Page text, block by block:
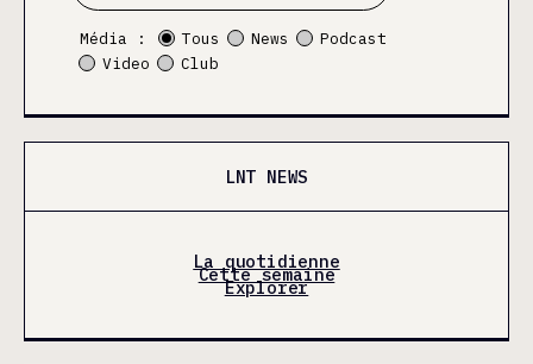
Média : Tous News
Podcast
Video
Club
LNT NEWS
La quotidienne
Cette semaine
Explorer